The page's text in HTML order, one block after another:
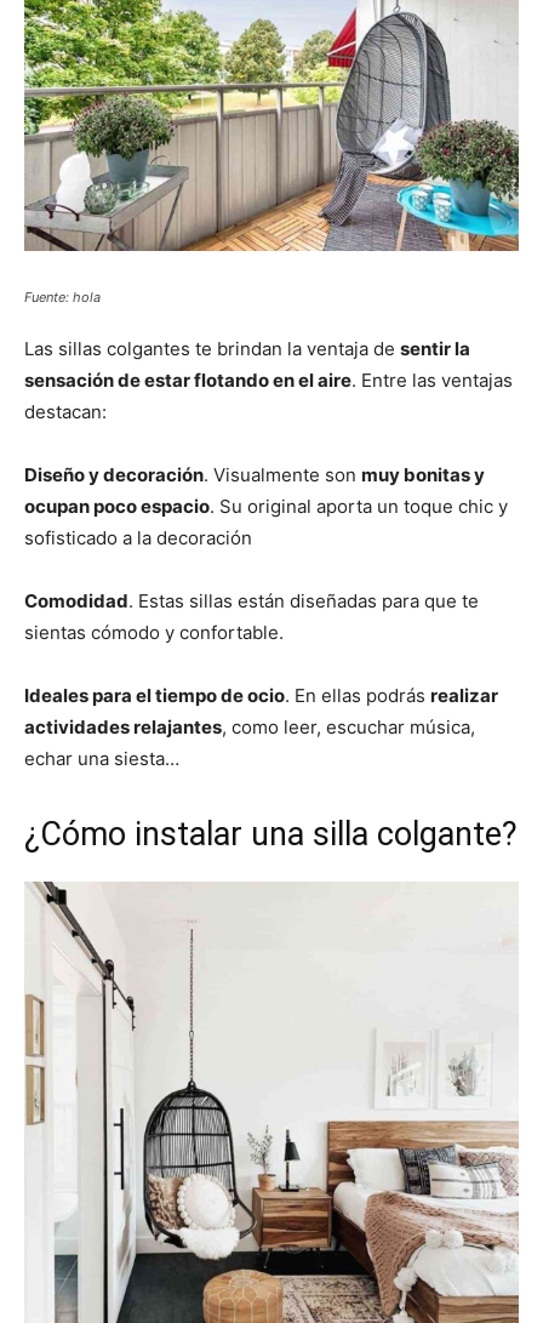
Fuente: hola
Las sillas colgantes te brindan la ventaja de sentir la
sensación de estar flotando en el aire. Entre las ventajas
destacan:
Diseño y decoración. Visualmente son muy bonitas y
ocupan poco espacio. Su original aporta un toque chic y
sofisticado a la decoración
Comodidad. Estas sillas están diseñadas para que te
sientas cómodo y confortable.
Ideales para el tiempo de ocio. En ellas podrás realizar
actividades relajantes, como leer, escuchar música,
echar una siesta…
¿Cómo instalar una silla colgante?